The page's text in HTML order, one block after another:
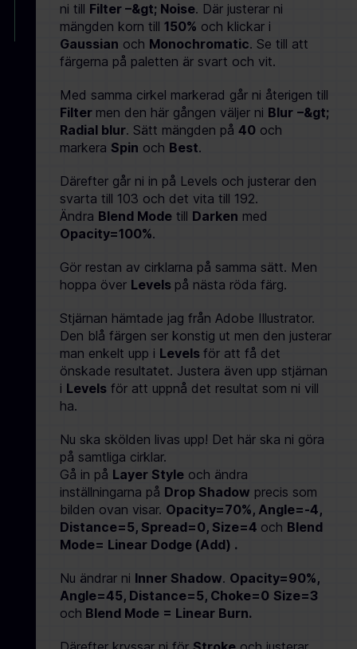
ni till Filter –&gt; Noise. Där justerar ni
mängden korn till150% och klickar i
Gaussian och Monochromatic. Se till att
färgerna på paletten är svart och vit.
Med samma cirkel markerad går ni återigen till
Filter men den här gången väljer ni Blur –&gt;
Radial blur. Sätt mängden på40 och
markera Spin och Best.
Därefter går ni in på Levels och justerar den
svarta till 103 och det vita till 192.
Ändra Blend Mode till Darken med
Opacity=100%.
Gör restan av cirklarna på samma sätt. Men
hoppa över Levels på nästa röda färg.
Stjärnan hämtade jag från Adobe Illustrator.
Den blå färgen ser konstig ut men den justerar
man enkelt upp i Levelsför att få det
önskade resultatet. Justera även upp stjärnan
i Levels för att uppnå det resultat som ni vill
ha.
Nu ska skölden livas upp! Det här ska ni göra
på samtliga cirklar.
Gå in på Layer Style och ändra
inställningarna på Drop Shadow precis som
bilden ovan visar. Opacity=70%, Angle=-4,
Distance=5, Spread=0, Size=4 och Blend
Mode= Linear Dodge (Add) .
Nu ändrar ni Inner Shadow. Opacity=90%,
Angle=45, Distance=5, Choke=0 Size=3
och Blend Mode = Linear Burn.